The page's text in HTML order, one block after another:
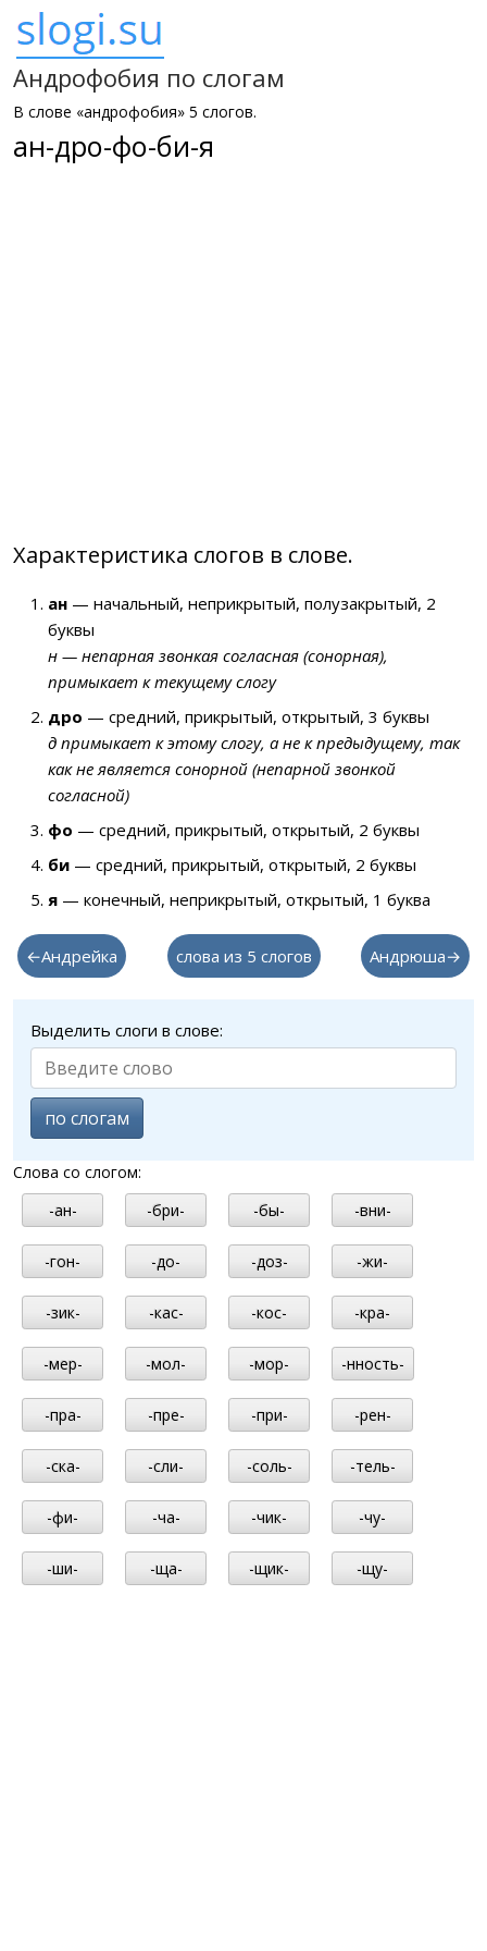
Андрофобия по слогам
В слове «андрофобия» 5 слогов.
ан-дро-фо-би-я
Характеристика слогов в слове.
ан — начальный, неприкрытый, полузакрытый, 2
буквы
н — непарная звонкая согласная (сонорная),
примыкает к текущему слогу
дро — средний, прикрытый, открытый, 3 буквы
д примыкает к этому слогу, а не к предыдущему, так
как не является сонорной (непарной звонкой
согласной)
фо — средний, прикрытый, открытый, 2 буквы
би — средний, прикрытый, открытый, 2 буквы
я — конечный, неприкрытый, открытый, 1 буква
←Андрейка слова из 5 слогов Андрюша→
Выделить слоги в слове:
по слогам
Слова со слогом:
-ан-
-бри- -бы- -вни-
-гон- -до- -доз- -жи-
-зик- -кас- -кос- -кра-
-мер- -мол- -мор- -нность-
-пра- -пре- -при- -рен-
-ска- -сли- -соль- -тель-
-фи- -ча- -чик- -чу-
-ши- -ща- -щик- -щу-